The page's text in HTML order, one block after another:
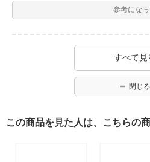
参考にな
すべて見
閉じる
この商品を見た人は、こちらの